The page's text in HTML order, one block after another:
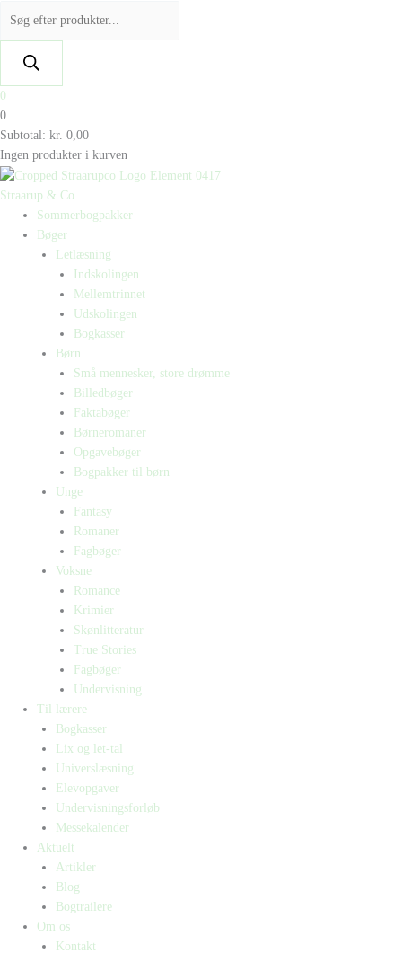
0
0
Subtotal: kr. 0,00
Ingen produkter i kurven
Straarup & Co
Sommerbogpakker
Bøger
Letlæsning
Indskolingen
Mellemtrinnet
Udskolingen
Bogkasser
Børn
Små mennesker, store drømme
Billedbøger
Faktabøger
Børneromaner
Opgavebøger
Bogpakker til børn
Unge
Fantasy
Romaner
Fagbøger
Voksne
Romance
Krimier
Skønlitteratur
True Stories
Fagbøger
Undervisning
Til lærere
Bogkasser
Lix og let-tal
Universlæsning
Elevopgaver
Undervisningsforløb
Messekalender
Aktuelt
Artikler
Blog
Bogtrailere
Om os
Kontakt